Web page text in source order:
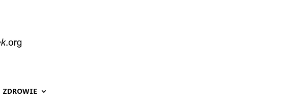
ZDROWIE